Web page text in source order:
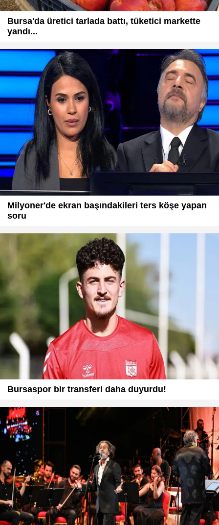
Bursa'da üretici tarlada battı, tüketici markette
yandı...
Milyoner'de ekran başındakileri ters köşe yapan
soru
Bursaspor bir transferi daha duyurdu!